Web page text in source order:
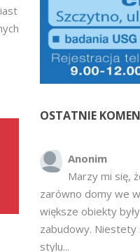
OSTATNIE
Anonim
Marzy mi się,
zarówno domy we
większe obiekty
zabudowy.
stylu...